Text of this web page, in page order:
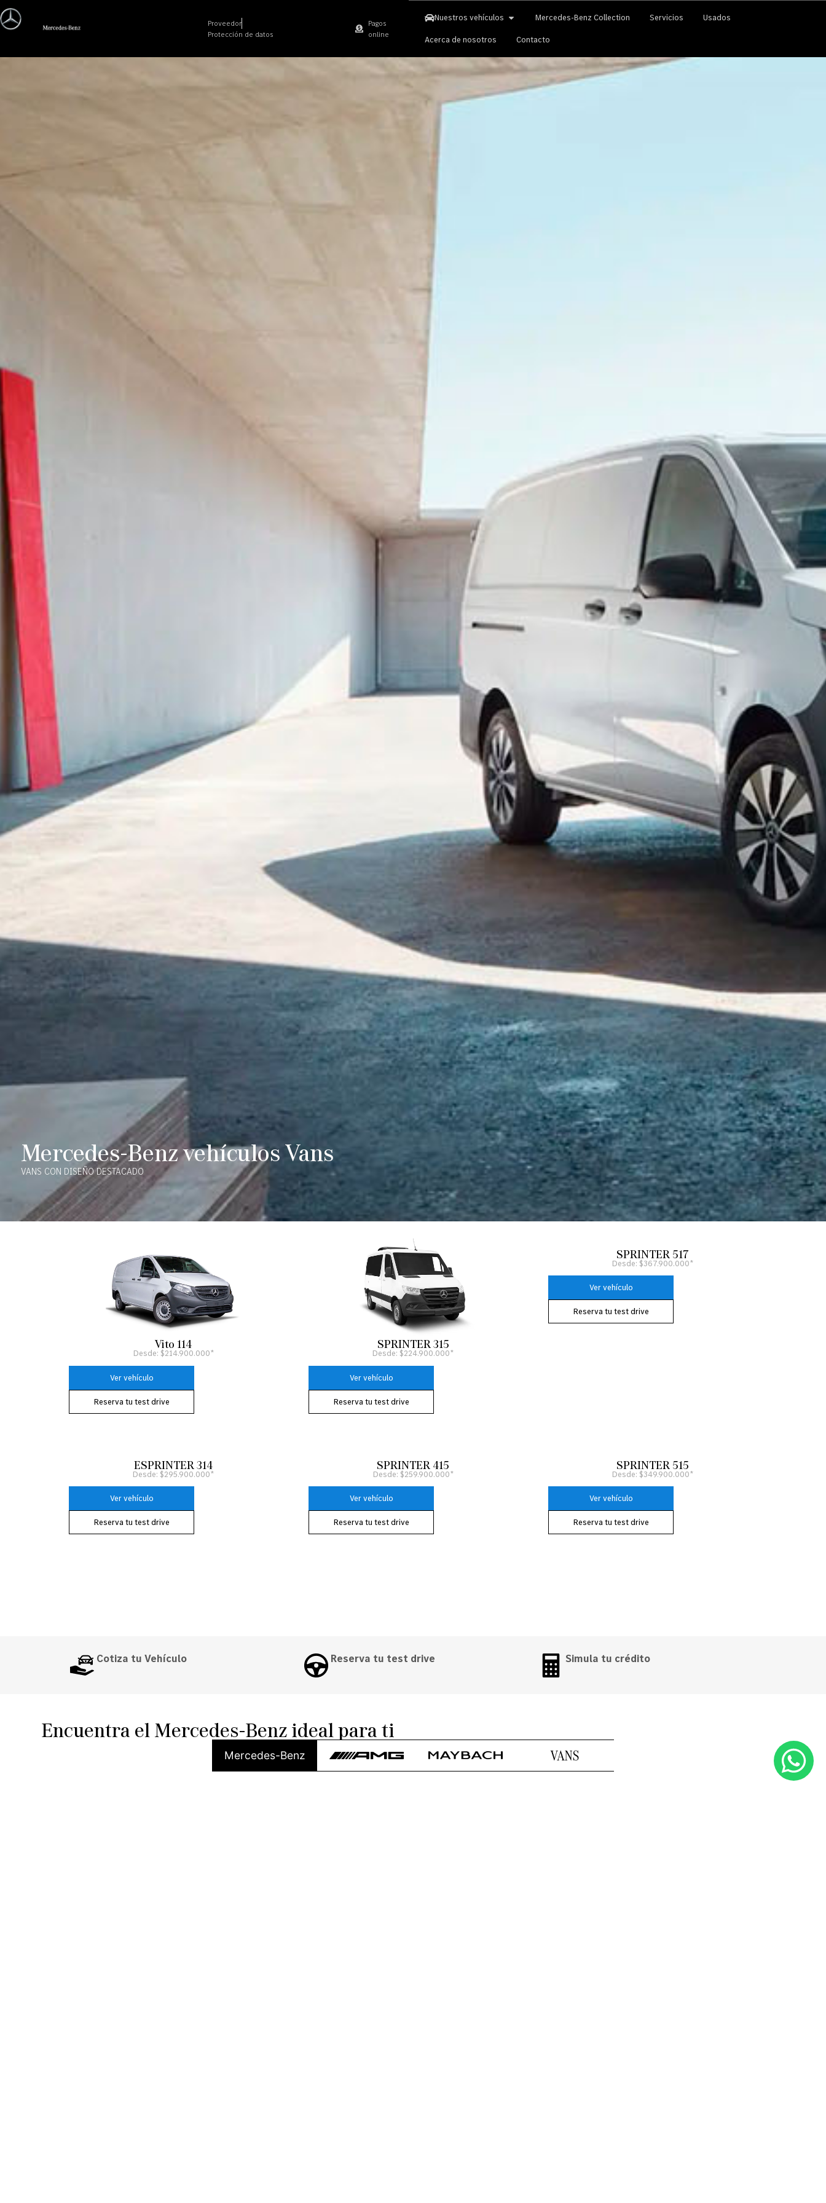
Proveedor
Protección de datos
Pagos
online
Nuestros vehículos Mercedes-Benz Collection Servicios Usados
Acerca de nosotros Contacto
Mercedes-Benz vehículos Vans
VANS CON DISEÑO DESTACADO
Vito 114
Desde: $214.900.000*
Ver vehículo
Reserva tu test drive
SPRINTER 315
Desde: $224.900.000*
Ver vehículo
Reserva tu test drive
SPRINTER 517
Desde: $367.900.000*
Ver vehículo
Reserva tu test drive
ESPRINTER 314
Desde: $295.900.000*
Ver vehículo
Reserva tu test drive
SPRINTER 415
Desde: $259.900.000*
Ver vehículo
Reserva tu test drive
SPRINTER 515
Desde: $349.900.000*
Ver vehículo
Reserva tu test drive
Cotiza tu Vehículo Reserva tu test drive Simula tu crédito
Encuentra el Mercedes-Benz ideal para ti
Mercedes-Benz